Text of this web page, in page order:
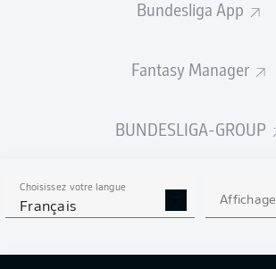
Bundesliga App
Fantasy Manager
BUNDESLIGA-GROUP
Choisissez votre langue
Français Affichage
705 433
87 % Précision